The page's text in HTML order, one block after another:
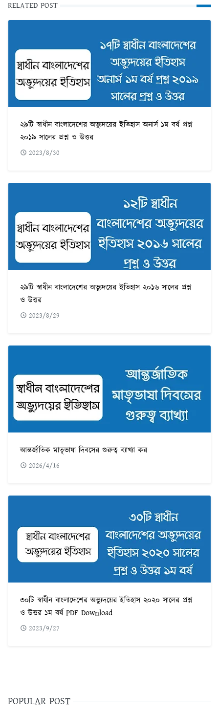
RELATED POST
২৯টি স্বাধীন বাংলাদেশের অভ্যুদয়ের ইতিহাস অনার্স ১ম বর্ষ প্রশ্ন
২০১৯ সালের প্রশ্ন ও উত্তর
2023/8/30
২৯টি স্বাধীন বাংলাদেশের অভ্যুদয়ের ইতিহাস ২০১৬ সালের প্রশ্ন
ও উত্তর
2023/8/29
আন্তর্জাতিক মাতৃভাষা দিবসের গুরুত্ব ব্যাখ্যা কর
2026/4/16
৩০টি স্বাধীন বাংলাদেশের অভ্যুদয়ের ইতিহাস ২০২০ সালের প্রশ্ন
ও উত্তর ১ম বর্ষ PDF Download
2023/9/27
POPULAR POST